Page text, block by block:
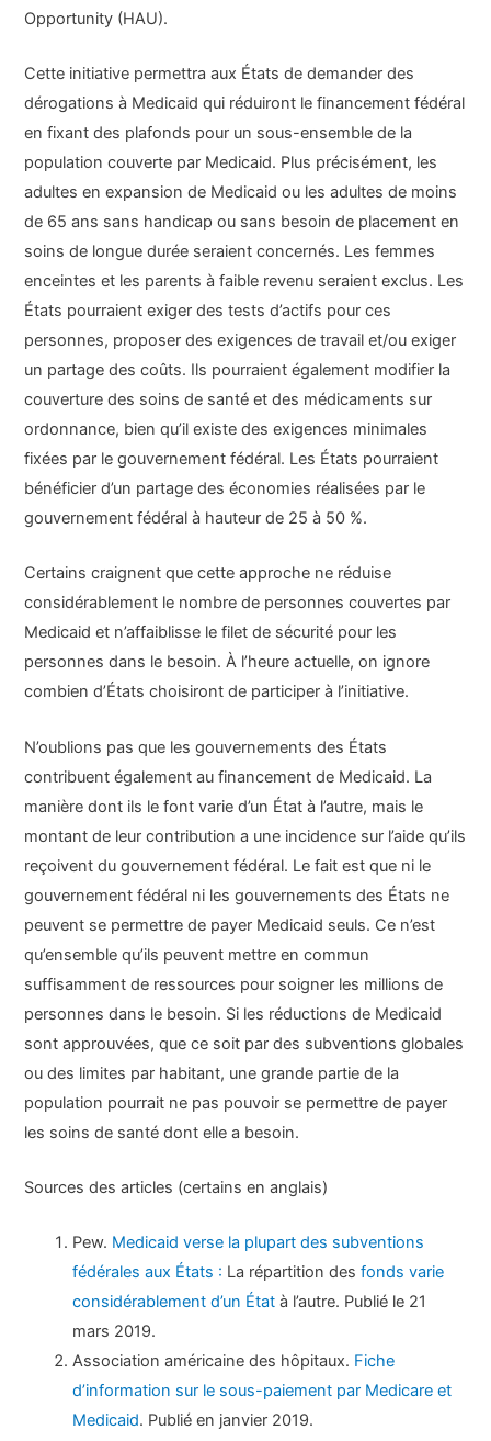
Opportunity (HAU).
Cette initiative permettra aux États de demander des
dérogations à Medicaid qui réduiront le financement fédéral
en fixant des plafonds pour un sous-ensemble de la
population couverte par Medicaid. Plus précisément, les
adultes en expansion de Medicaid ou les adultes de moins
de 65 ans sans handicap ou sans besoin de placement en
soins de longue durée seraient concernés. Les femmes
enceintes et les parents à faible revenu seraient exclus. Les
États pourraient exiger des tests d’actifs pour ces
personnes, proposer des exigences de travail et/ou exiger
un partage des coûts. Ils pourraient également modifier la
couverture des soins de santé et des médicaments sur
ordonnance, bien qu’il existe des exigences minimales
fixées par le gouvernement fédéral. Les États pourraient
bénéficier d’un partage des économies réalisées par le
gouvernement fédéral à hauteur de 25 à 50 %.
Certains craignent que cette approche ne réduise
considérablement le nombre de personnes couvertes par
Medicaid et n’affaiblisse le filet de sécurité pour les
personnes dans le besoin. À l’heure actuelle, on ignore
combien d’États choisiront de participer à l’initiative.
N’oublions pas que les gouvernements des États
contribuent également au financement de Medicaid. La
manière dont ils le font varie d’un État à l’autre, mais le
montant de leur contribution a une incidence sur l’aide qu’ils
reçoivent du gouvernement fédéral. Le fait est que ni le
gouvernement fédéral ni les gouvernements des États ne
peuvent se permettre de payer Medicaid seuls. Ce n’est
qu’ensemble qu’ils peuvent mettre en commun
suffisamment de ressources pour soigner les millions de
personnes dans le besoin. Si les réductions de Medicaid
sont approuvées, que ce soit par des subventions globales
ou des limites par habitant, une grande partie de la
population pourrait ne pas pouvoir se permettre de payer
les soins de santé dont elle a besoin.
Sources des articles (certains en anglais)
Pew. Medicaid verse la plupart des subventions
fédérales aux États : La répartition desfonds varie
considérablement d’un État à l’autre. Publié le 21
mars 2019.
Association américaine des hôpitaux. Fiche
d’information sur le sous-paiement par Medicare et
Medicaid. Publié en janvier 2019.